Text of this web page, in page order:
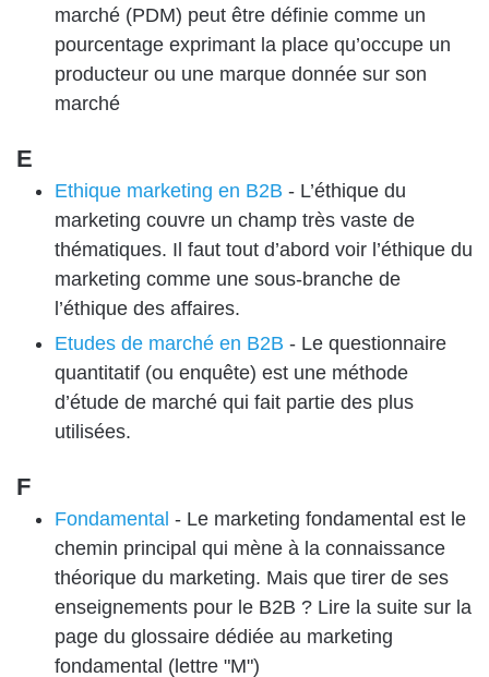
marché (PDM) peut être définie comme un
pourcentage exprimant la place qu’occupe un
producteur ou une marque donnée sur son
marché
E
Ethique marketing en B2B - L’éthique du
marketing couvre un champ très vaste de
thématiques. Il faut tout d’abord voir l’éthique du
marketing comme une sous-branche de
l’éthique des affaires.
Etudes de marché en B2B - Le questionnaire
quantitatif (ou enquête) est une méthode
d’étude de marché qui fait partie des plus
utilisées.
F
Fondamental - Le marketing fondamental est le
chemin principal qui mène à la connaissance
théorique du marketing. Mais que tirer de ses
enseignements pour le B2B ? Lire la suite sur la
page du glossaire dédiée au marketing
fondamental (lettre "M")